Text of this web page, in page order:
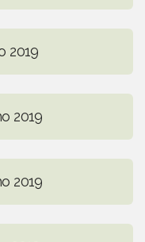
2019
2019
2019